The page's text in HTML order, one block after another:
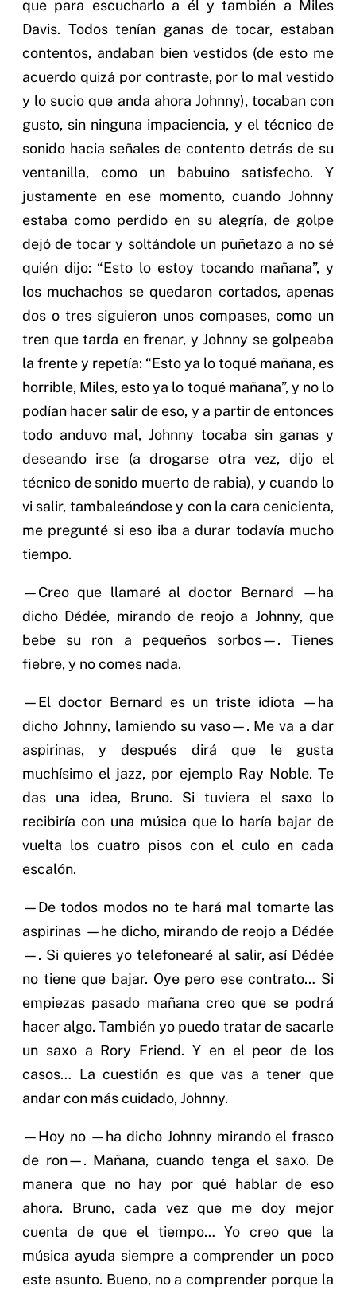
que para escucharlo a él y también a Miles
Davis. Todos tenían ganas de tocar, estaban
contentos, andaban bien vestidos (de esto me
acuerdo quizá por contraste, por lo mal vestido
y lo sucio que anda ahora Johnny), tocaban con
gusto, sin ninguna impaciencia, y el técnico de
sonido hacia señales de contento detrás de su
ventanilla, como un babuino satisfecho. Y
justamente en ese momento, cuando Johnny
estaba como perdido en su alegría, de golpe
dejó de tocar y soltándole un puñetazo a no sé
quién dijo: “Esto lo estoy tocando mañana”, y
los muchachos se quedaron cortados, apenas
dos o tres siguieron unos compases, como un
tren que tarda en frenar, y Johnny se golpeaba
la frente y repetía: “Esto ya lo toqué mañana, es
horrible, Miles, esto ya lo toqué mañana”, y no lo
podían hacer salir de eso, y a partir de entonces
todo anduvo mal, Johnny tocaba sin ganas y
deseando irse (a drogarse otra vez, dijo el
técnico de sonido muerto de rabia), y cuando lo
vi salir, tambaleándose y con la cara cenicienta,
me pregunté si eso iba a durar todavía mucho
tiempo.
—Creo que llamaré al doctor Bernard —ha
dicho Dédée, mirando de reojo a Johnny, que
bebe su ron a pequeños sorbos—. Tienes
fiebre, y no comes nada.
—El doctor Bernard es un triste idiota —ha
dicho Johnny, lamiendo su vaso—. Me va a dar
aspirinas, y después dirá que le gusta
muchísimo el jazz, por ejemplo Ray Noble. Te
das una idea, Bruno. Si tuviera el saxo lo
recibiría con una música que lo haría bajar de
vuelta los cuatro pisos con el culo en cada
escalón.
—De todos modos no te hará mal tomarte las
aspirinas —he dicho, mirando de reojo a Dédée
—. Si quieres yo telefonearé al salir, así Dédée
no tiene que bajar. Oye pero ese contrato… Si
empiezas pasado mañana creo que se podrá
hacer algo. También yo puedo tratar de sacarle
un saxo a Rory Friend. Y en el peor de los
casos… La cuestión es que vas a tener que
andar con más cuidado, Johnny.
—Hoy no —ha dicho Johnny mirando el frasco
de ron—. Mañana, cuando tenga el saxo. De
manera que no hay por qué hablar de eso
ahora. Bruno, cada vez que me doy mejor
cuenta de que el tiempo… Yo creo que la
música ayuda siempre a comprender un poco
este asunto. Bueno, no a comprender porque la